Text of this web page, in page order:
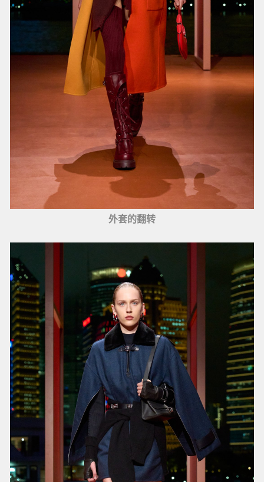
表达的一种直接形式。叠穿、翻转、拉链开合，
增加了整个造型的可互动性，一套造型甚至可以
变换出4、5种不同穿法。